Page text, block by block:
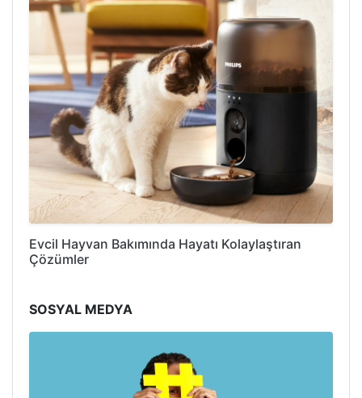
Evcil Hayvan Bakımında Hayatı Kolaylaştıran
Çözümler
SOSYAL MEDYA